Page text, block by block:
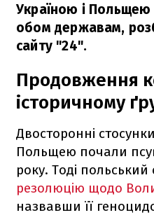
Україною і Польщею
обом державам,
сайту "24".
Продовження
історичному
Двосторонні
Польщею почали
року. Тоді польський
резолюцію щодо
назвавши її